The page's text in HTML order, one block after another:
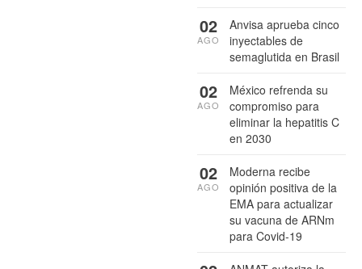
Anvisa aprueba cinco
inyectables de
semaglutida en Brasil
02
AGO
México refrenda su
compromiso para
eliminar la hepatitis C
en 2030
02
AGO
Moderna recibe
opinión positiva de la
EMA para actualizar
su vacuna de ARNm
para Covid-19
02
AGO